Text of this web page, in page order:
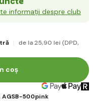
informații despre club
de la 25,90 lei (DPD,
coș
AGSB-500pink